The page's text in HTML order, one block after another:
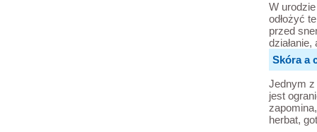
W
odłożyć
przed
Skóra a
Jednym z
jest
herbat,